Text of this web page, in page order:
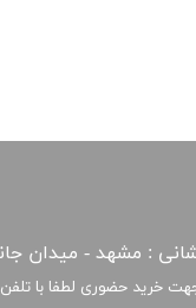
: مشهد - میدان
خرید حضوری لطفا با